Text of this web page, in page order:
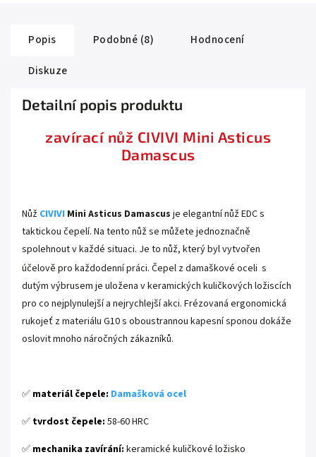
Popis Podobné (8)
Hodnocení
Diskuze
Detailní popis produktu
zavírací nůž CIVIVI Mini Asticus
Damascus
Nůž CIVIVI Mini Asticus Damascus je elegantní nůž EDC s
taktickou čepelí. Na tento nůž se můžete jednoznačně
spolehnout v každé situaci. Je to nůž, který byl vytvořen
účelově pro každodenní práci. Čepel z damaškové oceli s
dutým výbrusem je uložena v keramických kuličkových ložiscích
pro co nejplynulejší a nejrychlejší akci. Frézovaná ergonomická
rukojeť z materiálu G10 s oboustrannou kapesní sponou dokáže
oslovit mnoho náročných zákazníků.
✅ materiál čepele: Damašková ocel
✅ tvrdost čepele: 58-60 HRC
✅ mechanika zavírání: keramické kuličkové ložisko